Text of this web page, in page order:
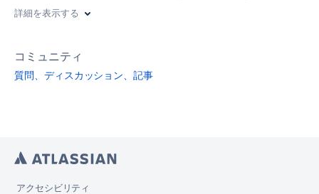
詳細を表示する
コミュニティ
質問、ディスカッション、記事
アクセシビリティ